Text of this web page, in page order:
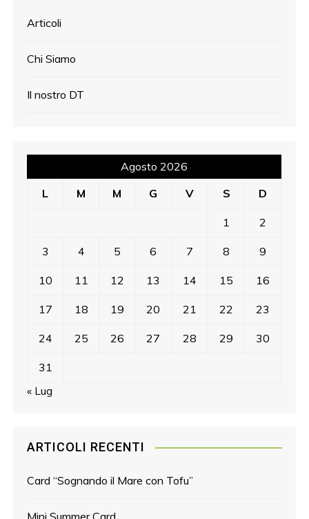
Articoli
Chi Siamo
Il nostro DT
Agosto 2026
L
M M G V S D
1 2
3 4 5 6 7 8 9
10 11 12 13 14 15 16
17 18 19 20 21 22 23
24 25 26 27 28 29 30
31
« Lug
ARTICOLI RECENTI
Card “Sognando il Mare con Tofu”
Mini Summer Card